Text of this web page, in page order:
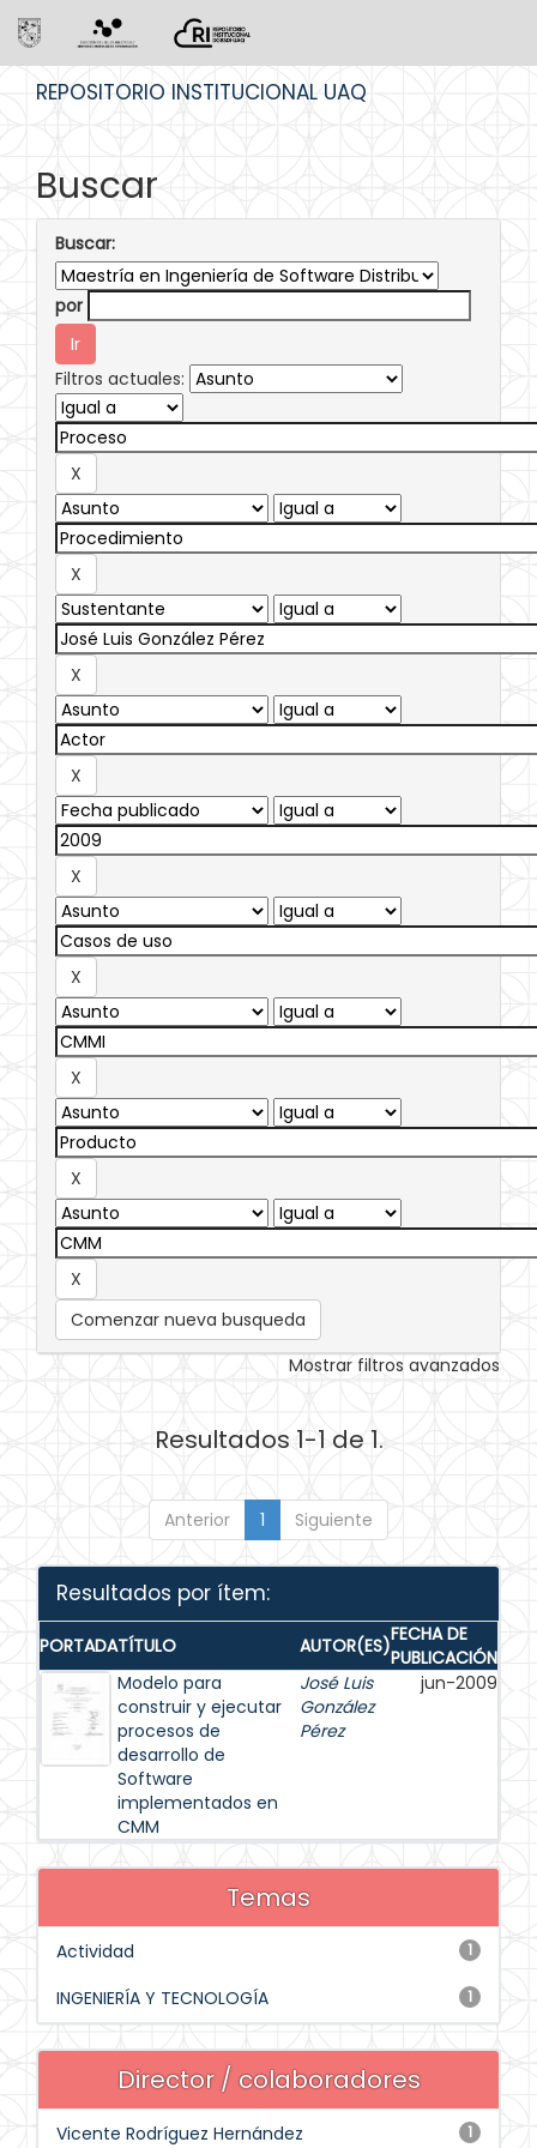
REPOSITORIO INSTITUCIONAL UAQ
Buscar
Buscar:
por
Filtros actuales:
Comenzar nueva busqueda
Mostrar filtros avanzados
Resultados 1-1 de 1.
Anterior 1 Siguiente
Resultados por ítem:
PORTADATÍTULO AUTOR(ES)FECHA DE
PUBLICACIÓN
Modelo para
construir y ejecutar
procesos de
desarrollo de
Software
implementados en
CMM
José Luis
González
Pérez
jun-2009
Temas
1
Actividad
1
INGENIERÍA Y TECNOLOGÍA
Director / colaboradores
1
Vicente Rodríguez Hernández